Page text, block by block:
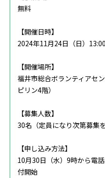
無料
【開催日時】
2024年11月24日（日）
【開催場所】
福井市総合ボランティアセ
ピリン4階）
【募集人数】
30名（定員になり次第募集
【申し込み方法】
10月30日（水）9時から電
付開始